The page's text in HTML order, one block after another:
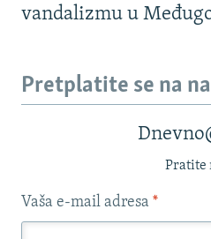
vandalizmu u
Pretplatite se na
Pratite
Vaša e-mail adresa *